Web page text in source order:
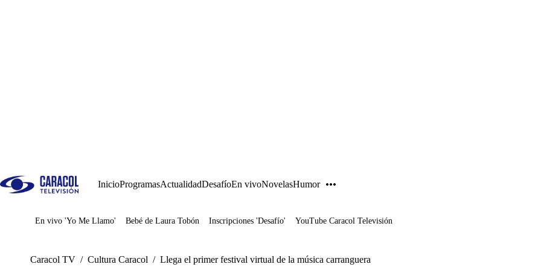
InicioProgramasActualidadDesafíoEn vivoNovelasHumor
Juegos
En vivo 'Yo Me Llamo' Bebé de Laura Tobón Inscripciones 'Desafío' YouTube Caracol Televisión
Caracol TV / Cultura Caracol / Llega el primer festival virtual de la música carranguera